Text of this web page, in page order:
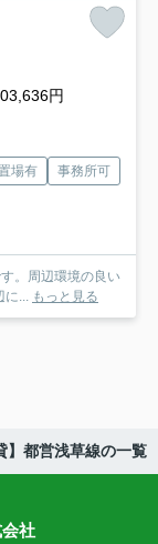
円
場有
事務所可
。周辺環境の良い
に... もっと見る
】都営浅草線の一覧
社